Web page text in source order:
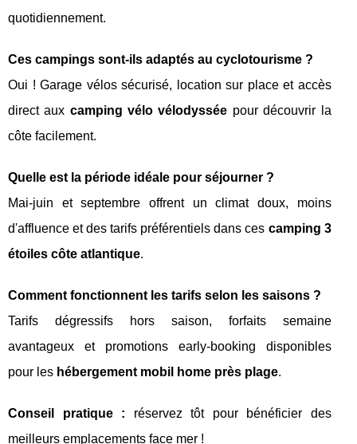
quotidiennement.
Ces campings sont-ils adaptés au cyclotourisme ?
Oui ! Garage vélos sécurisé, location sur place et accès
direct aux camping vélo vélodyssée pour découvrir la
côte facilement.
Quelle est la période idéale pour séjourner ?
Mai-juin et septembre offrent un climat doux, moins
d'affluence et des tarifs préférentiels dans ces camping 3
étoiles côte atlantique.
Comment fonctionnent les tarifs selon les saisons ?
Tarifs dégressifs hors saison, forfaits semaine
avantageux et promotions early-booking disponibles
pour les hébergement mobil home près plage.
Conseil pratique : réservez tôt pour bénéficier des
meilleurs emplacements face mer !